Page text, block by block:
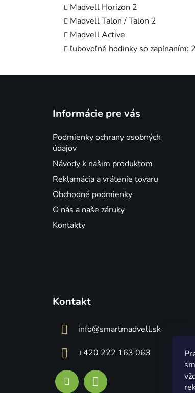
Madvell Horizon 2
Madvell Talon / Talon 2
Madvell Active
ľubovoľné hodinky so zapínaním:
Informácie pre vás
Podmienky ochrany osobných
údajov
Návody k našim produktom
Reklamácia a vrátenie tovaru
Obchodné podmienky
O nás a naše záruky
Kontakty
Kontakt
info@smartmadvell.sk
+420 222 163 063